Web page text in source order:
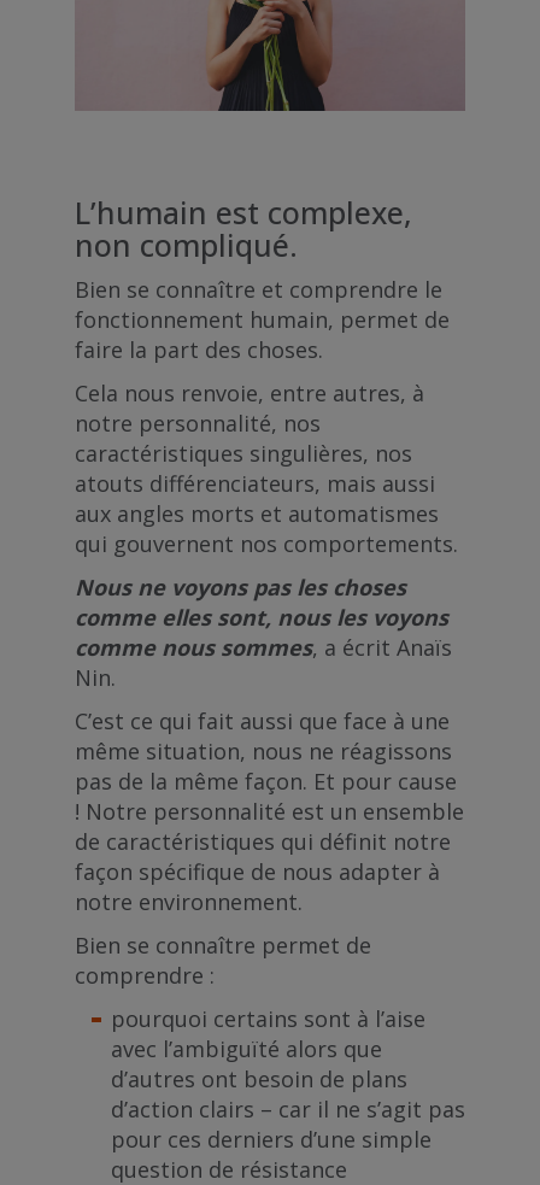
L’humain est complexe,
non compliqué.
Bien se connaître et comprendre le
fonctionnement humain, permet de
faire la part des choses.
Cela nous renvoie, entre autres, à
notre personnalité, nos
caractéristiques singulières, nos
atouts différenciateurs, mais aussi
aux angles morts et automatismes
qui gouvernent nos comportements.
Nous ne voyons pas les choses
comme elles sont, nous les voyons
comme nous sommes, a écrit Anaïs
Nin.
C’est ce qui fait aussi que face à une
même situation, nous ne réagissons
pas de la même façon. Et pour cause
! Notre personnalité est un ensemble
de caractéristiques qui définit notre
façon spécifique de nous adapter à
notre environnement.
Bien se connaître permet de
comprendre :
pourquoi certains sont à l’aise
avec l’ambiguïté alors que
d’autres ont besoin de plans
d’action clairs – car il ne s’agit pas
pour ces derniers d’une simple
question de résistance